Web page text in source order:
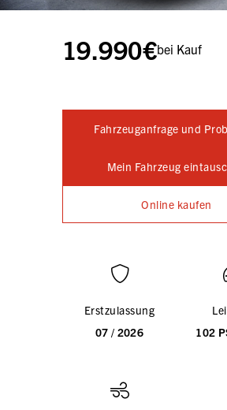
19.990€bei Kauf
Fahrzeuganfrage und
Mein Fahrzeug
Online kaufen
Erstzulassung
07 / 2026
102